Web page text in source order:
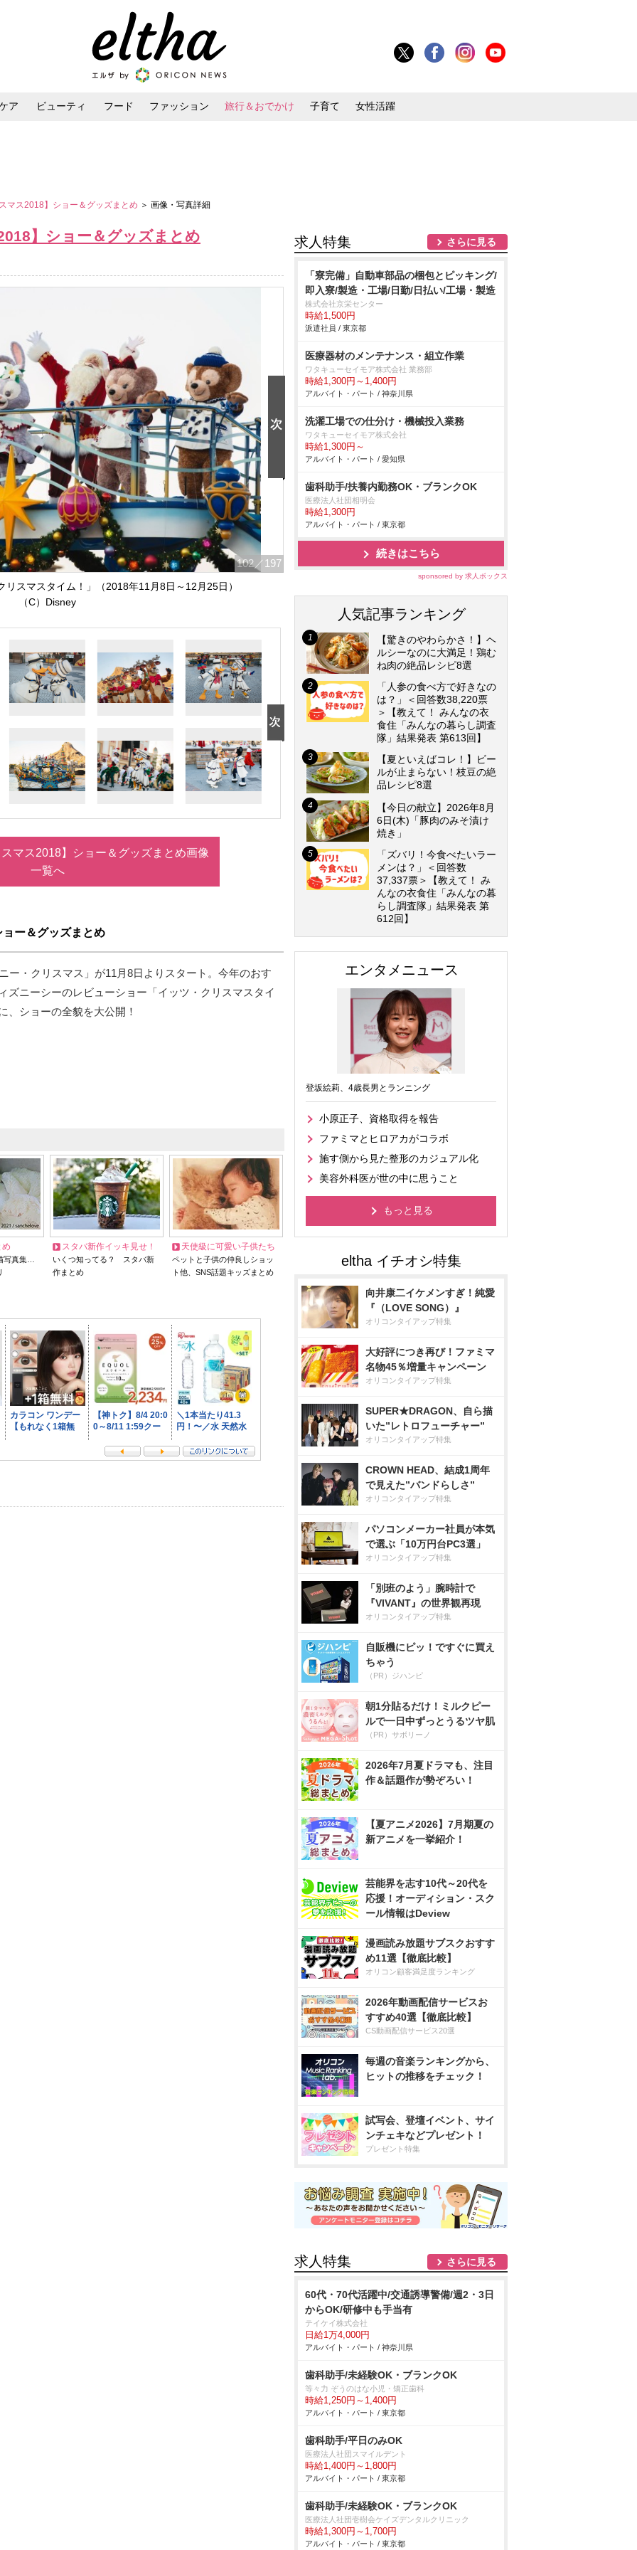
ア ビューティ フード ファッション 旅行＆おでかけ 子育て 女性活躍
マス2018】ショー＆グッズまとめ ＞ 画像・写真詳細
】ショー＆グッズまとめ
102 ／197
スマスタイム！」（2018年11月8日～12月25日）
（C）Disney
マス2018】ショー＆グッズまとめ画像
一覧へ
ー＆グッズまとめ
ー・クリスマス」が11月8日よりスタート。今年のおす
ズニーシーのレビューショー「イッツ・クリスマスタイ
、ショーの全貌を大公開！
め
写真集…
スタバ新作イッキ見せ！
いくつ知ってる？ スタバ新
作まとめ
天使級に可愛い子供たち
ペットと子供の仲良しショッ
ト他、SNS話題キッズまとめ
求人特集 さらに見る
「寮完備」自動車部品の梱包とピッキング/
即入寮/製造・工場/日勤/日払い/工場・製造
株式会社京栄センター
時給1,500円
派遣社員 / 東京都
医療器材のメンテナンス・組立作業
ワタキューセイモア株式会社 業務部
時給1,300円～1,400円
アルバイト・パート / 神奈川県
洗濯工場での仕分け・機械投入業務
ワタキューセイモア株式会社
時給1,300円～
アルバイト・パート / 愛知県
歯科助手/扶養内勤務OK・ブランクOK
医療法人社団相明会
時給1,300円
アルバイト・パート / 東京都
続きはこちら
sponsored by 求人ボックス
人気記事ランキング
【驚きのやわらかさ！】ヘ
ルシーなのに大満足！鶏む
ね肉の絶品レシピ8選
「人参の食べ方で好きなの
は？」＜回答数38,220票
＞【教えて！ みんなの衣
食住「みんなの暮らし調査
隊」結果発表 第613回】
【夏といえばコレ！】ビー
ルが止まらない！枝豆の絶
品レシピ8選
【今日の献立】2026年8月
6日(木)「豚肉のみそ漬け
焼き」
「ズバリ！今食べたいラー
メンは？」＜回答数
37,337票＞【教えて！ み
んなの衣食住「みんなの暮
らし調査隊」結果発表 第
612回】
エンタメニュース
登坂絵莉、4歳長男とランニング
小原正子、資格取得を報告
ファミマとヒロアカがコラボ
施す側から見た整形のカジュアル化
美容外科医が世の中に思うこと
もっと見る
向井康二イケメンすぎ！純愛
『（LOVE SONG）』
オリコンタイアップ特集
大好評につき再び！ファミマ
名物45％増量キャンペーン
オリコンタイアップ特集
SUPER★DRAGON、自ら描
いた”レトロフューチャー”
オリコンタイアップ特集
CROWN HEAD、結成1周年
で見えた”バンドらしさ”
オリコンタイアップ特集
パソコンメーカー社員が本気
で選ぶ「10万円台PC3選」
オリコンタイアップ特集
「別班のよう」腕時計で
『VIVANT』の世界観再現
オリコンタイアップ特集
自販機にピッ！ですぐに買え
ちゃう
（PR）ジハンピ
朝1分貼るだけ！ミルクピー
ルで一日中ずっとうるツヤ肌
（PR）サボリーノ
2026年7月夏ドラマも、注目
作＆話題作が勢ぞろい！
【夏アニメ2026】7月期夏の
新アニメを一挙紹介！
芸能界を志す10代～20代を
応援！オーディション・スク
ール情報はDeview
漫画読み放題サブスクおすす
め11選【徹底比較】
オリコン顧客満足度ランキング
2026年動画配信サービスお
すすめ40選【徹底比較】
CS動画配信サービス20選
毎週の音楽ランキングから、
ヒットの推移をチェック！
試写会、登壇イベント、サイ
ンチェキなどプレゼント！
プレゼント特集
求人特集 さらに見る
60代・70代活躍中/交通誘導警備/週2・3日
からOK/研修中も手当有
テイケイ株式会社
日給1万4,000円
アルバイト・パート / 神奈川県
歯科助手/未経験OK・ブランクOK
等々力 ぞうのはな小児・矯正歯科
時給1,250円～1,400円
アルバイト・パート / 東京都
歯科助手/平日のみOK
医療法人社団スマイルデント
時給1,400円～1,800円
アルバイト・パート / 東京都
歯科助手/未経験OK・ブランクOK
医療法人社団壱樹会ケイズデンタルクリニック
時給1,300円～1,700円
アルバイト・パート / 東京都